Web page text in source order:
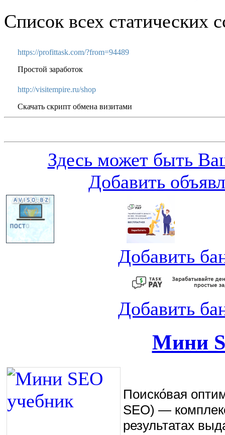
Список всех статических
https://profittask.com/?from=94489
Простой заработок
http://visitempire.ru/shop
Скачать скрипт обмена визитами
Здесь может быть
Добавить
Добавить
Добавить
Мини
Поиско́вая
SEO) —
результатах